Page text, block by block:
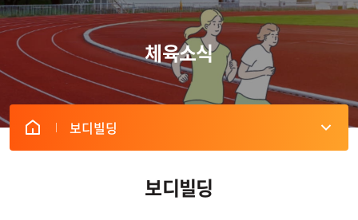
체육소식
보디빌딩
보디빌딩
시